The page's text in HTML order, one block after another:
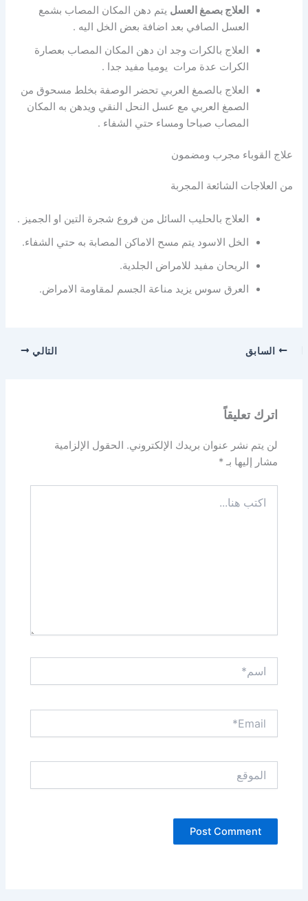
العلاج بصمغ العسل يتم دهن المكان المصاب بشمع
العسل الصافي بعد اضافة بعض الخل اليه .
العلاج بالكرات وجد ان دهن المكان المصاب بعصارة
الكرات عدة مرات يوميا مفيد جدا .
العلاج بالصمغ العربي تحضر الوصفة بخلط مسحوق من
الصمغ العربي مع عسل النحل النقي ويدهن به المكان
المصاب صباحا ومساء حتي الشفاء .
علاج القوباء مجرب ومضمون
من العلاجات الشائعة المجربة
العلاج بالحليب السائل من فروع شجرة التين او الجميز .
الخل الاسود يتم مسح الاماكن المصابة به حتي الشفاء.
الريحان مفيد للامراض الجلدية.
العرق سوس يزيد مناعة الجسم لمقاومة الامراض.
السابق التالي
اترك تعليقاً
لن يتم نشر عنوان بريدك الإلكتروني. الحقول الإلزامية
مشار إليها بـ*
هنا...